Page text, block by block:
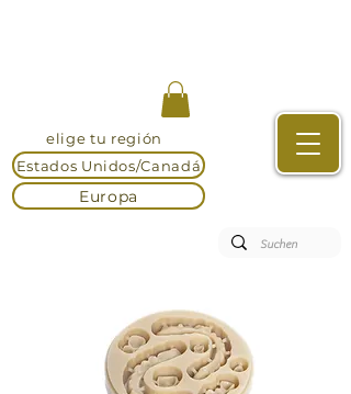
elige tu región
Estados Unidos/Canadá
Europa